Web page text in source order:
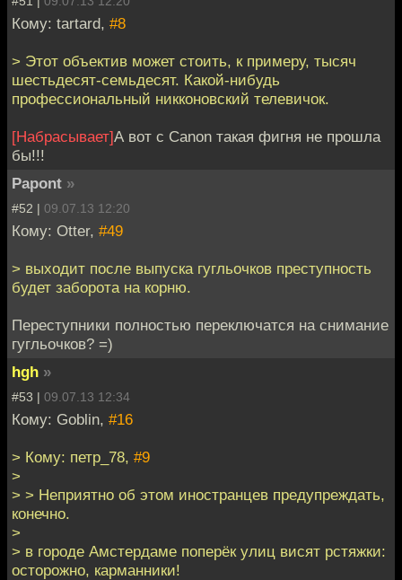
Кому: tartard, #8
> Этот объектив может стоить, к примеру, тысяч
шестьдесят-семьдесят. Какой-нибудь
профессиональный никконовский телевичок.
[Набрасывает]А вот с Canon такая фигня не прошла
бы!!!
Papont »
#52 | 09.07.13 12:20
Кому: Otter, #49
> выходит после выпуска гугльочков преступность
будет заборота на корню.
Переступники полностью переключатся на снимание
гугльочков? =)
hgh »
#53 | 09.07.13 12:34
Кому: Goblin, #16
> Кому: петр_78, #9
>
> > Неприятно об этом иностранцев предупреждать,
конечно.
>
> в городе Амстердаме поперёк улиц висят рстяжки:
осторожно, карманники!